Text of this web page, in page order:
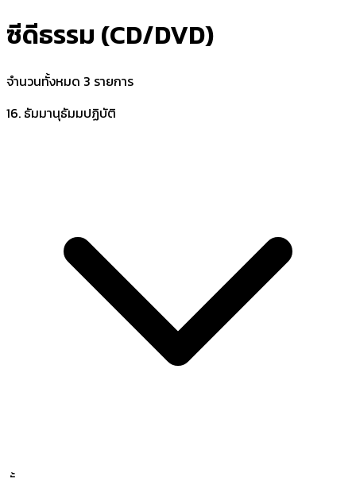
ซีดีธรรม (CD/DVD)
จำนวนทั้งหมด 3 รายการ
16. ธัมมานุธัมมปฏิบัติ